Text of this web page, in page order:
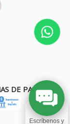
DE PAGO